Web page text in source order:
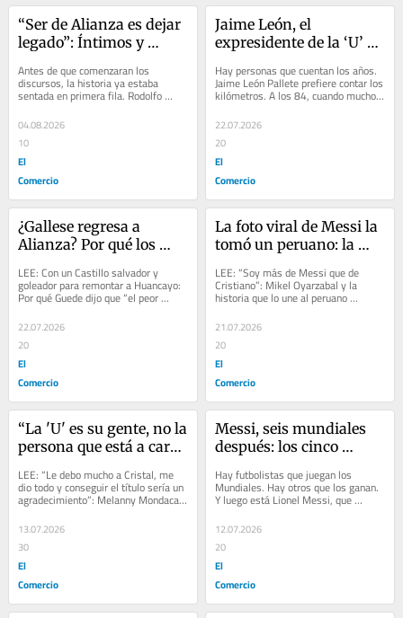
“Ser de Alianza es dejar
legado”: Íntimos y
detrás de la
presentación del libro
importante del siglo
Antes de que comenzaran los
discursos, la historia ya estaba
sentada en primera fila. Rodolfo
Bazán, Juan de la Vega y Víctor
Rostaing observaban en...
04.08.2026
10
El
Comercio
Jaime León, el
expresidente de la ‘U’ de
de 70 medallas en
atletismo y entrena tres
Hay personas que cuentan los años.
Jaime León Pallete prefiere contar los
kilómetros. A los 84, cuando muchos
creen haber llegado a la meta, él...
22.07.2026
20
El
Comercio
¿Gallese regresa a
Alianza? Por qué los
urgencia y cuál es la
contundente postura de
LEE: Con un Castillo salvador y
goleador para remontar a Huancayo:
Por qué Guede dijo que “el peor
enemigo está en casa” en el debut
del...
22.07.2026
20
El
Comercio
La foto viral de Messi la
tomó un peruano: la
carretera y un ángulo
que conmovió al mundo
LEE: “Soy más de Messi que de
Cristiano”: Mikel Oyarzabal y la
historia que lo une al peruano
Alexander Callens, y cómo alucinaba
jugar algún...
21.07.2026
20
El
Comercio
“La 'U' es su gente, no la
persona que está a cargo
rabia de Ureña contra
Velazco y Barco
LEE: “Le debo mucho a Cristal, me
dio todo y conseguir el título sería un
agradecimiento”: Melanny Mondaca
sobre la final de la Liga Femenina...
13.07.2026
30
El
Comercio
Messi, seis mundiales
después: los cinco
rompió y un clásico ante
Inglaterra para
Hay futbolistas que juegan los
Mundiales. Hay otros que los ganan.
Y luego está Lionel Messi, que
decidió reescribirlos. Seis Copas del
Mundo...
12.07.2026
20
El
Comercio